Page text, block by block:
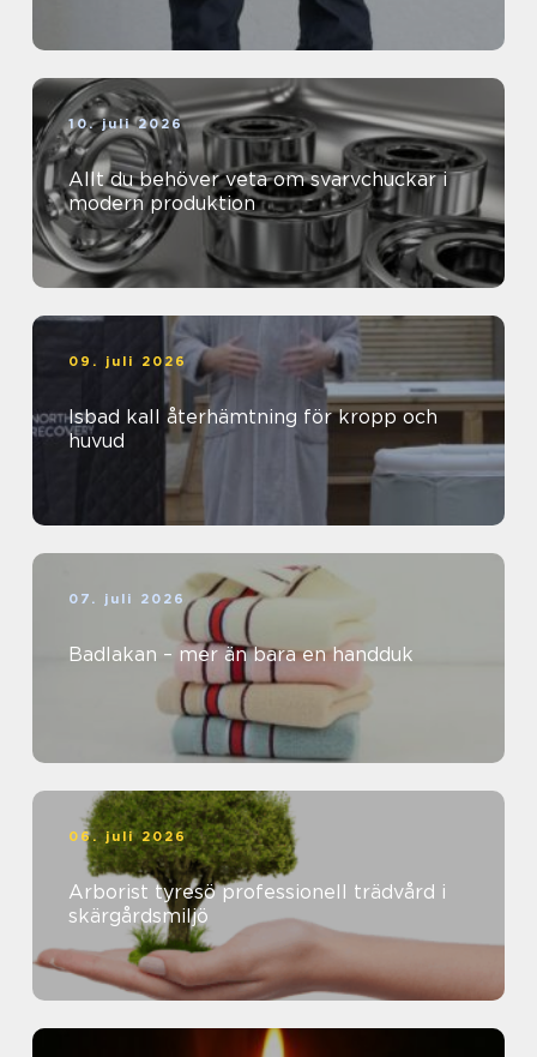
10. juli 2026
Allt du behöver veta om svarvchuckar i
modern produktion
09. juli 2026
Isbad kall återhämtning för kropp och
huvud
07. juli 2026
Badlakan – mer än bara en handduk
06. juli 2026
Arborist tyresö professionell trädvård i
skärgårdsmiljö